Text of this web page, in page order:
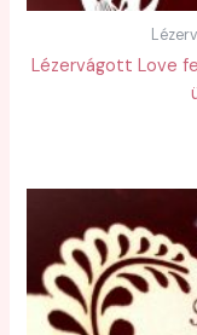
Lézervágott Love